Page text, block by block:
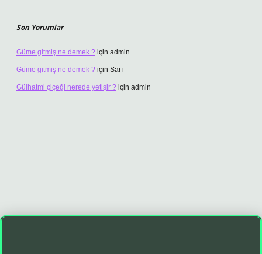
Son Yorumlar
Güme gitmiş ne demek ? için admin
Güme gitmiş ne demek ? için Sarı
Gülhatmi çiçeği nerede yetişir ? için admin
giriş